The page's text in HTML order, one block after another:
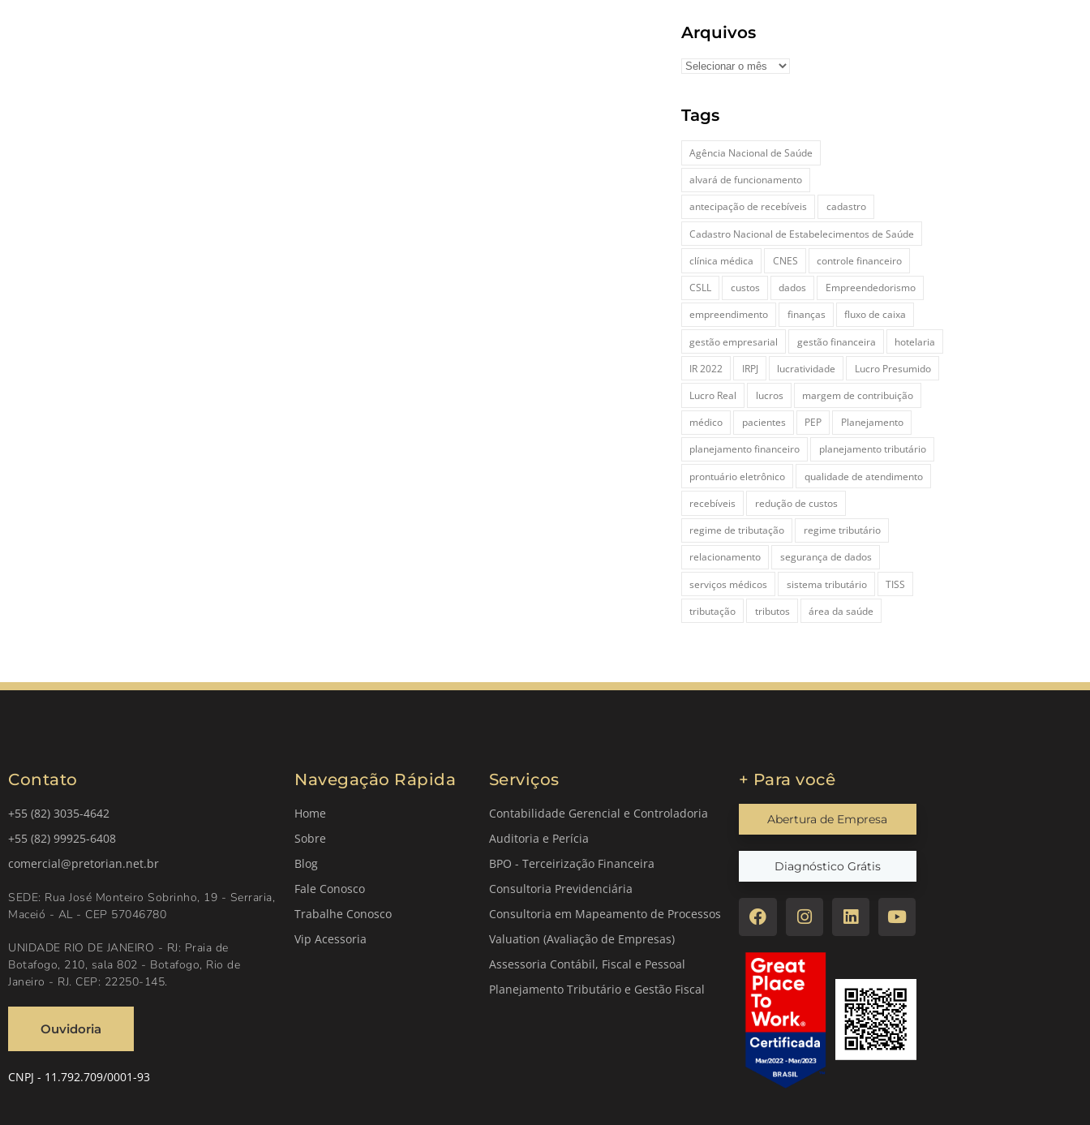
Arquivos
Tags
Agência Nacional de Saúde
alvará de funcionamento
antecipação de recebíveis
cadastro
Cadastro Nacional de Estabelecimentos de Saúde
clínica médica
CNES
controle financeiro
CSLL
custos dados
Empreendedorismo
empreendimento
finanças
fluxo de caixa
gestão empresarial
gestão financeira
hotelaria
IR 2022
IRPJ lucratividade
Lucro Presumido
Lucro Real
lucros
margem de contribuição
médico
pacientes PEP
Planejamento
planejamento financeiro
planejamento tributário
prontuário eletrônico
qualidade de atendimento
recebíveis
redução de custos
regime de tributação
regime tributário
relacionamento
segurança de dados
serviços médicos
sistema tributário
TISS
tributação
tributos área da saúde
Contato
+55 (82) 3035-4642
+55 (82) 99925-6408
comercial@pretorian.net.br
SEDE: Rua José Monteiro Sobrinho, 19 - Serraria,
Maceió - AL - CEP 57046780
UNIDADE RIO DE JANEIRO - RJ: Praia de
Botafogo, 210, sala 802 - Botafogo, Rio de
Janeiro - RJ. CEP: 22250-145.
Ouvidoria
CNPJ - 11.792.709/0001-93
Navegação Rápida
Home
Sobre
Blog
Fale Conosco
Trabalhe Conosco
Vip Acessoria
Serviços
Contabilidade Gerencial e Controladoria
Auditoria e Perícia
BPO - Terceirização Financeira
Consultoria Previdenciária
Consultoria em Mapeamento de Processos
Valuation (Avaliação de Empresas)
Assessoria Contábil, Fiscal e Pessoal
Planejamento Tributário e Gestão Fiscal
+ Para você
Abertura de Empresa
Diagnóstico Grátis